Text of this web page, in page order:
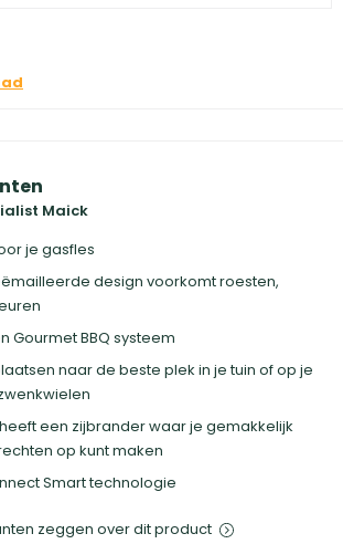
Maick
je gasfles
design voorkomt roesten,
Gourmet BBQ systeem
naar de beste plek in je tuin of op je
een zijbrander waar je gemakkelijk
op kunt maken
Smart technologie
zeggen over dit product